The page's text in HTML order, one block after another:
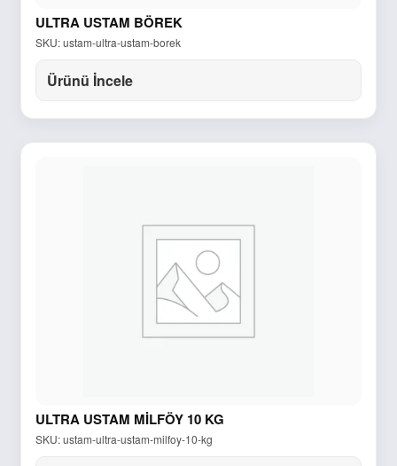
ULTRA USTAM BÖREK
SKU: ustam-ultra-ustam-borek
Ürünü İncele
ULTRA USTAM MİLFÖY 10 KG
SKU: ustam-ultra-ustam-milfoy-10-kg